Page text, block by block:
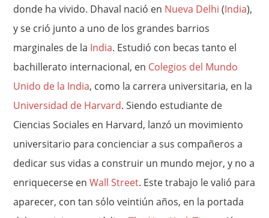
donde ha vivido. Dhaval nació en Nueva Delhi (India),
y se crió junto a uno de los grandes barrios
marginales de la India. Estudió con becas tanto el
bachillerato internacional, en Colegios del Mundo
Unido de la India, como la carrera universitaria, en la
Universidad de Harvard. Siendo estudiante de
Ciencias Sociales en Harvard, lanzó un movimiento
universitario para concienciar a sus compañeros a
dedicar sus vidas a construir un mundo mejor, y no a
enriquecerse enWall Street. Este trabajo le valió para
aparecer, con tan sólo veintiún años, en la portada